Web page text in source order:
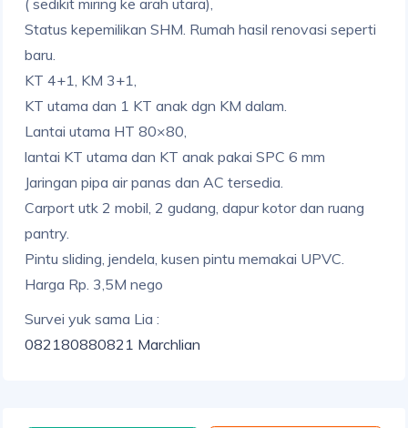
( sedikit miring ke arah utara),
Status kepemilikan SHM. Rumah hasil renovasi seperti
baru.
KT 4+1, KM 3+1,
KT utama dan 1 KT anak dgn KM dalam.
Lantai utama HT 80×80,
lantai KT utama dan KT anak pakai SPC 6 mm
Jaringan pipa air panas dan AC tersedia.
Carport utk 2 mobil, 2 gudang, dapur kotor dan ruang
pantry.
Pintu sliding, jendela, kusen pintu memakai UPVC.
Harga Rp. 3,5M nego
Survei yuk sama Lia :
082180880821 Marchlian